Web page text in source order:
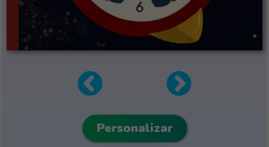
Personalizar